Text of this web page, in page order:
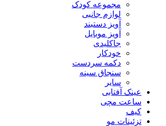
مجموعه کودک
لوازم جانبی
آویز دستبند
آویز موبایل
جاکلیدی
خودکار
دکمه سردست
سنجاق سینه
سایر
عینک آفتابی
ساعت مچی
کیف
تزئینات مو